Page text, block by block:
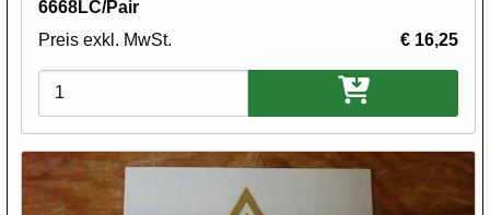
6668LC/Pair
Preis exkl. MwSt.
€ 16,25
Varianten